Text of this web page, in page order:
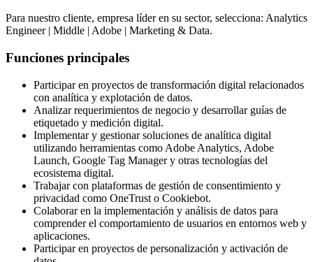
Para nuestro cliente, empresa líder en su sector, selecciona: Analytics
Engineer | Middle | Adobe | Marketing & Data.
Funciones principales
Participar en proyectos de transformación digital relacionados
con analítica y explotación de datos.
Analizar requerimientos de negocio y desarrollar guías de
etiquetado y medición digital.
Implementar y gestionar soluciones de analítica digital
utilizando herramientas como Adobe Analytics, Adobe
Launch, Google Tag Manager y otras tecnologías del
ecosistema digital.
Trabajar con plataformas de gestión de consentimiento y
privacidad como OneTrust o Cookiebot.
Colaborar en la implementación y análisis de datos para
comprender el comportamiento de usuarios en entornos web y
aplicaciones.
Participar en proyectos de personalización y activación de